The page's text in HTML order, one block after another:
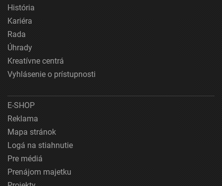
História
Kariéra
Rada
Úhrady
Kreatívne centrá
Vyhlásenie o prístupnosti
E-SHOP
Reklama
Mapa stránok
Logá na stiahnutie
Pre médiá
Prenájom majetku